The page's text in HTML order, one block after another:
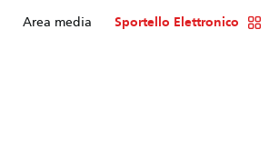
Area media Sportello Elettronico